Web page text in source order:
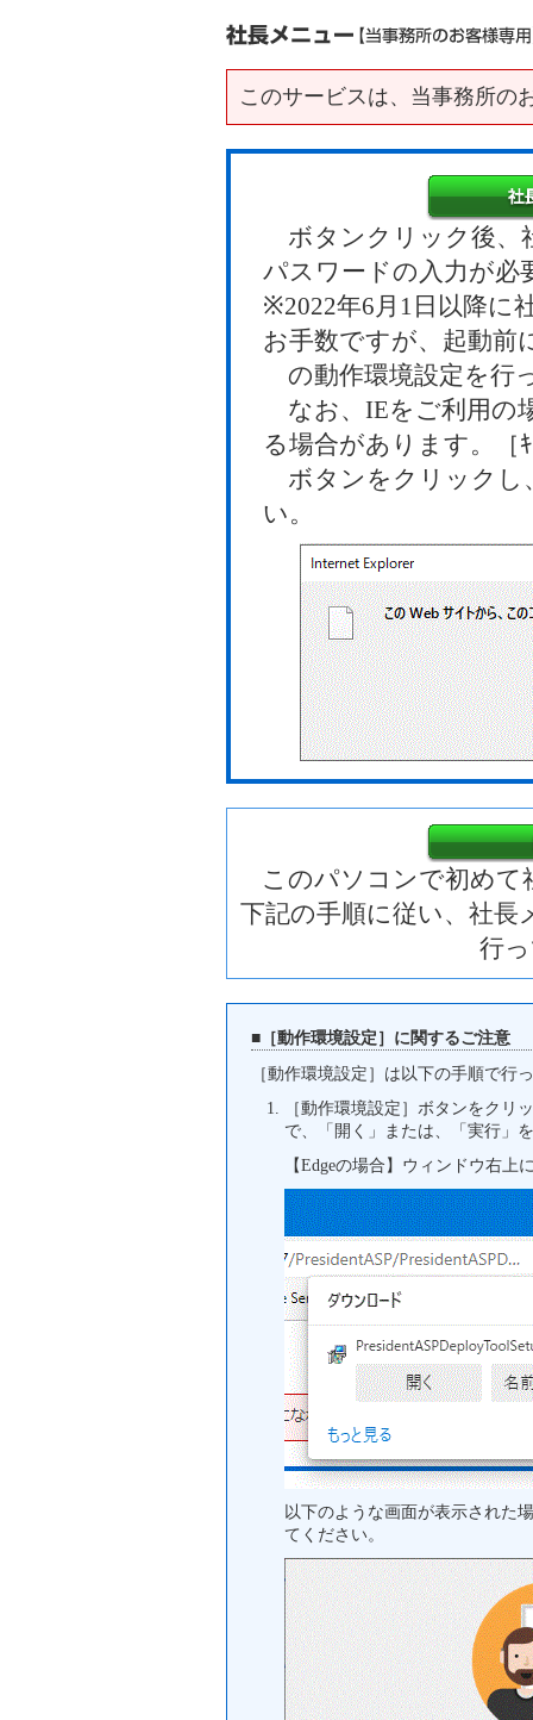
このサービスは、当事務所の
ボタンクリック後、
パスワードの入力が必
※2022年6月1日以降に
お手数ですが、起動前
の動作環境設定を行
なお、IEをご利用の
る場合があります。［
ボタンをクリックし
い。
このパソコンで初めて
下記の手順に従い、社長
行
■［動作環境設定］に関するご注意
［動作環境設定］は以下の手順で行
［動作環境設定］ボタンをクリ
で、「開く」または、「実行」
【Edgeの場合】ウィンドウ右
以下のような画面が表示された
てください。